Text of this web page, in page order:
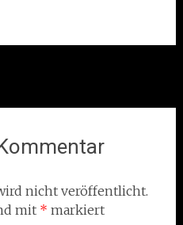
nicht veröffentlicht.
mit * markiert